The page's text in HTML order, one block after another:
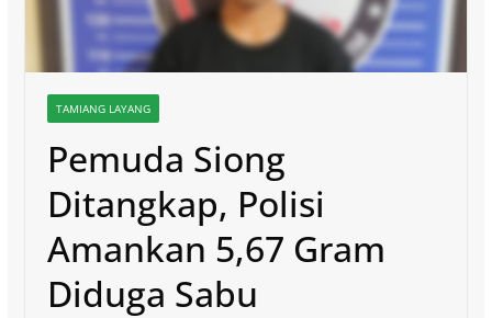
TAMIANG LAYANG
Pemuda Siong
Ditangkap, Polisi
Amankan 5,67 Gram
Diduga Sabu